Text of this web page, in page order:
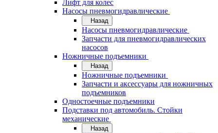
Лифт для колес
Насосы пневмогидравлические
Назад
Насосы пневмогидравлические
Запчасти для пневмогидравлических
насосов
Ножничные подъемники
Назад
Ножничные подъемники
Запчасти и аксессуары для ножничных
подъемников
Одностоечные подъемники
Подставки под автомобиль. Стойки
механические
Назад